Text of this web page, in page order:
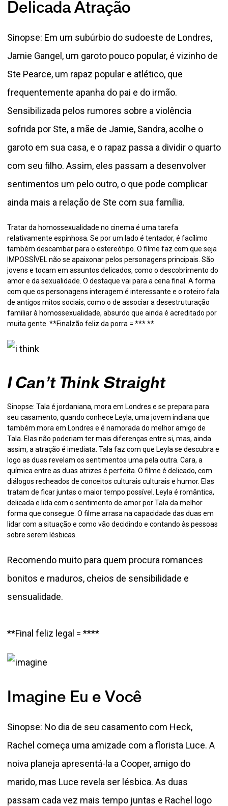
Delicada Atração
Sinopse: Em um subúrbio do sudoeste de Londres,
Jamie Gangel, um garoto pouco popular, é vizinho de
Ste Pearce, um rapaz popular e atlético, que
frequentemente apanha do pai e do irmão.
Sensibilizada pelos rumores sobre a violência
sofrida por Ste, a mãe de Jamie, Sandra, acolhe o
garoto em sua casa, e o rapaz passa a dividir o quarto
com seu filho. Assim, eles passam a desenvolver
sentimentos um pelo outro, o que pode complicar
ainda mais a relação de Ste com sua família.
Tratar da homossexualidade no cinema é uma tarefa
relativamente espinhosa. Se por um lado é tentador, é facílimo
também descambar para o estereótipo. O filme faz com que seja
IMPOSSÍVEL não se apaixonar pelos personagens principais. São
jovens e tocam em assuntos delicados, como o descobrimento do
amor e da sexualidade. O destaque vai para a cena final. A forma
com que os personagens interagem é interessante e o roteiro fala
de antigos mitos sociais, como o de associar a desestruturação
familiar à homossexualidade, absurdo que ainda é acreditado por
muita gente. **Finalzão feliz da porra = *** **
I Can’t Think Straight
Sinopse: Tala é jordaniana, mora em Londres e se prepara para
seu casamento, quando conhece Leyla, uma jovem indiana que
também mora em Londres e é namorada do melhor amigo de
Tala. Elas não poderiam ter mais diferenças entre si, mas, ainda
assim, a atração é imediata. Tala faz com que Leyla se descubra e
logo as duas revelam os sentimentos uma pela outra. Cara, a
química entre as duas atrizes é perfeita. O filme é delicado, com
diálogos recheados de conceitos culturais culturais e humor. Elas
tratam de ficar juntas o maior tempo possível. Leyla é romântica,
delicada e lida com o sentimento de amor por Tala da melhor
forma que consegue. O filme arrasa na capacidade das duas em
lidar com a situação e como vão decidindo e contando às pessoas
sobre serem lésbicas.
Recomendo muito para quem procura romances
bonitos e maduros, cheios de sensibilidade e
sensualidade.
**Final feliz legal = ****
Imagine Eu e Você
Sinopse: No dia de seu casamento com Heck,
Rachel começa uma amizade com a florista Luce. A
noiva planeja apresentá-la a Cooper, amigo do
marido, mas Luce revela ser lésbica. As duas
passam cada vez mais tempo juntas e Rachel logo